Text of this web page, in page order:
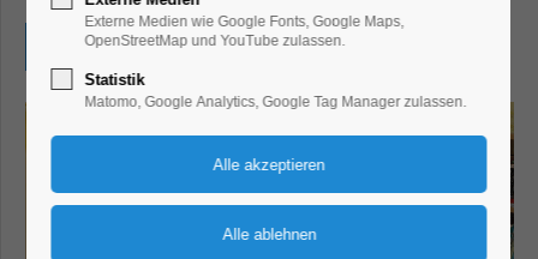
Eintritt frei
Externe Medien wie Google Fonts, Google Maps,
OpenStreetMap und YouTube zulassen.
Statistik
Matomo, Google Analytics, Google Tag Manager zulassen.